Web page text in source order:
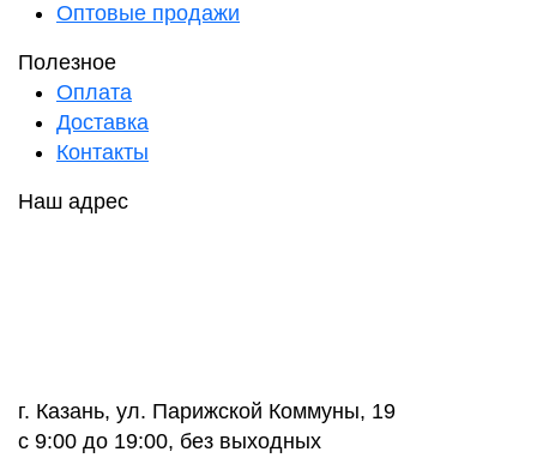
Оптовые продажи
Полезное
Оплата
Доставка
Контакты
Наш адрес
г. Казань, ул. Парижской Коммуны, 19
с 9:00 до 19:00, без выходных